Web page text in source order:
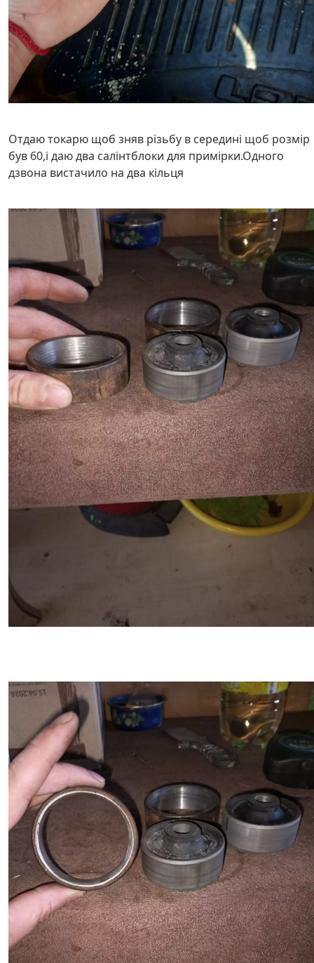
Отдаю токарю щоб зняв різьбу в середині щоб розмір
був 60,і даю два салінтблоки для примірки.Одного
дзвона вистачило на два кільця